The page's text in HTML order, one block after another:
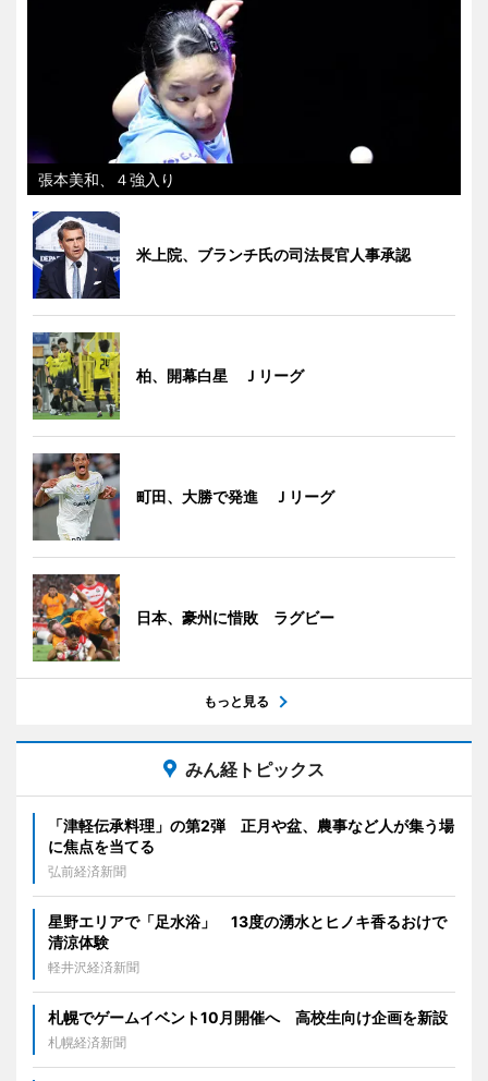
張本美和、４強入り
米上院、ブランチ氏の司法長官人事承認
柏、開幕白星 Ｊリーグ
町田、大勝で発進 Ｊリーグ
日本、豪州に惜敗 ラグビー
もっと見る
みん経トピックス
「津軽伝承料理」の第2弾 正月や盆、農事など人が集う場
に焦点を当てる
弘前経済新聞
星野エリアで「足水浴」 13度の湧水とヒノキ香るおけで
清涼体験
軽井沢経済新聞
札幌でゲームイベント10月開催へ 高校生向け企画を新設
札幌経済新聞